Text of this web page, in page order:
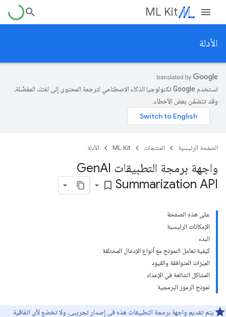
ML Kit
الأدلة
تستخدم Google تكنولوجيا الذكاء الاصطناعي لترجمة المحتوى إلى لغتك المفضّلة،
وقد تتضمّن بعض الأخطاء.
الصفحة الرئيسية المنتجات ML Kit الأدلة
واجهة برمجة التطبيقات Gen AI
Summarization API
bookmark_border
على هذه الصفحة
الإمكانات الرئيسية
البدء
كيفية تعامل النموذج مع أنواع الإدخال المختلفة
الميزات المتوافقة والقيود
المشاكل الشائعة في الإعداد
نموذج الرموز البرمجية
يتم تقديم واجهة برمجة التطبيقات هذه في إصدار تجريبي، ولا تخضع لأي اتفاقية